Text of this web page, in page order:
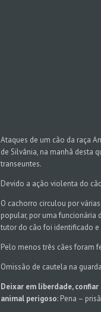
Ataques de um cão da raça
de Silvânia, na manhã desta
transeuntes.
Devido a ação violenta do
O cachorro circulou por
popular, por uma funcionária
tutor do cão foi identificado
Pelo menos três cães foram
Omissão de cautela na
Deixar em liberdade,
animal perigoso: Pena –